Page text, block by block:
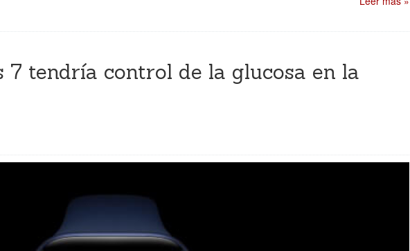
7 tendría control de la glucosa en la